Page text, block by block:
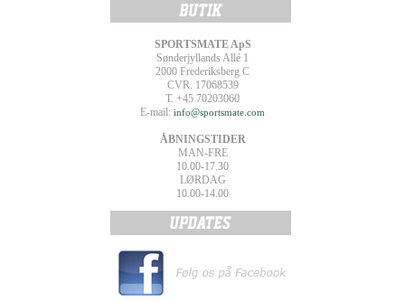
SPORTSMATE ApS
Sønderjyllands Allé 1
2000 Frederiksberg C
CVR. 17068539
T. +45 70203060
E-mail: info@sportsmate.com
ÅBNINGSTIDER
MAN-FRE
10.00-17.30
LØRDAG
10.00-14.00